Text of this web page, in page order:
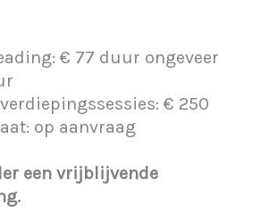
€ 77 duur ongeveer
€ 250
op aanvraag
een vrijblijvende